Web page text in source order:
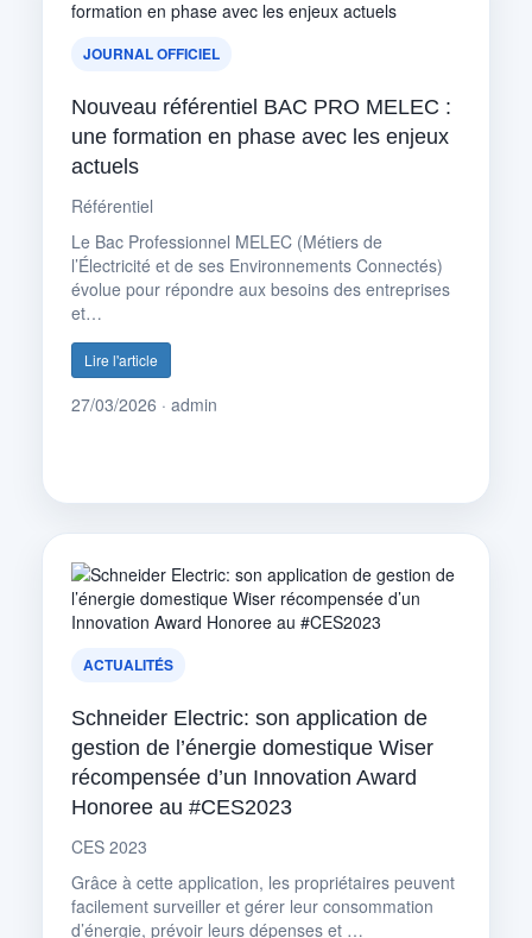
JOURNAL OFFICIEL
Nouveau référentiel BAC PRO MELEC :
une formation en phase avec les enjeux
actuels
Référentiel
Le Bac Professionnel MELEC (Métiers de
l’Électricité et de ses Environnements Connectés)
évolue pour répondre aux besoins des entreprises
et…
Lire l'article
27/03/2026 · admin
ACTUALITÉS
Schneider Electric: son application de
gestion de l’énergie domestique Wiser
récompensée d’un Innovation Award
Honoree au #CES2023
CES 2023
Grâce à cette application, les propriétaires peuvent
facilement surveiller et gérer leur consommation
d’énergie, prévoir leurs dépenses et …